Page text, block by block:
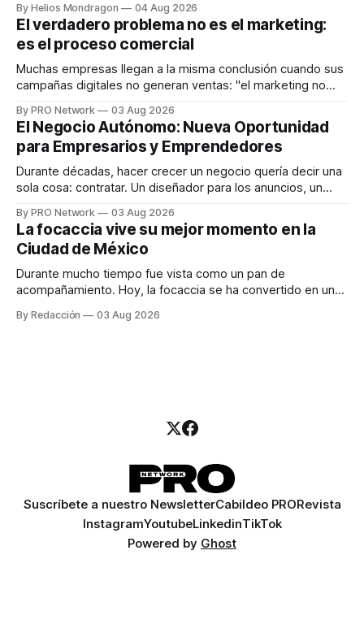
dispositivos inteligentes, inteligencia artificial y monitoreo
en tiempo real para ayudar a las personas a tomar mejores
decisiones sobre su salud metabólica. Su propuesta busca
responder
By Helios Mondragon 04 Aug 2026
El verdadero problema no es el marketing:
es el proceso comercial
Muchas empresas llegan a la misma conclusión cuando sus
campañas digitales no generan ventas: "el marketing no
INTERIUS, el problema suele estar en otro lugar. Durante
una entrevista para el podcast SER PRO, el especialista en
marketing digital explicó que
By PRO Network 03 Aug 2026
El Negocio Autónomo: Nueva Oportunidad
para Empresarios y Emprendedores
Durante décadas, hacer crecer un negocio quería decir una
sola cosa: contratar. Un diseñador para los anuncios, un
para los textos, alguien que supiera de publicidad digital
para encontrar prospectos, un vendedor para atender
llamadas y mensajes, y —con suerte— una persona
By PRO Network 03 Aug 2026
La focaccia vive su mejor momento en la
Ciudad de México
Durante mucho tiempo fue vista como un pan de
acompañamiento. Hoy, la focaccia se ha convertido en uno
artesanal, ingredientes de calidad y experiencias que
By Redacción 03 Aug 2026
Suscríbete a nuestro NewsletterCabildeo PRORevista
InstagramYoutubeLinkedinTikTok
Powered by Ghost